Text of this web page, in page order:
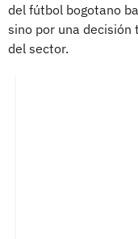
del fútbol bogotano
sino por una decisión
del sector.